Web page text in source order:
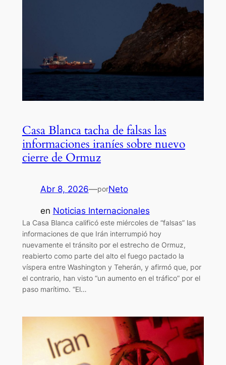
Casa Blanca tacha de falsas las
informaciones iraníes sobre nuevo
cierre de Ormuz
Abr 8, 2026—porNeto
en Noticias Internacionales
La Casa Blanca calificó este miércoles de “falsas” las
informaciones de que Irán interrumpió hoy
nuevamente el tránsito por el estrecho de Ormuz,
reabierto como parte del alto el fuego pactado la
víspera entre Washington y Teherán, y afirmó que, por
el contrario, han visto “un aumento en el tráfico” por el
paso marítimo. “El…